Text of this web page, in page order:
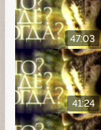
47:03
41:24